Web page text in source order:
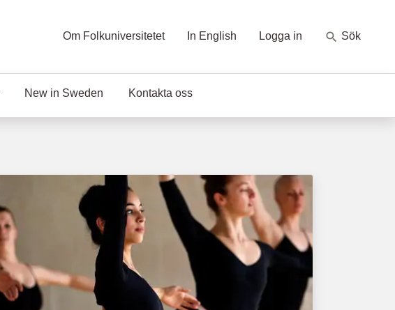
Om Folkuniversitetet In English Logga in Sök
New in Sweden Kontakta oss